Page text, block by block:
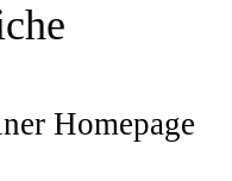
Homepage